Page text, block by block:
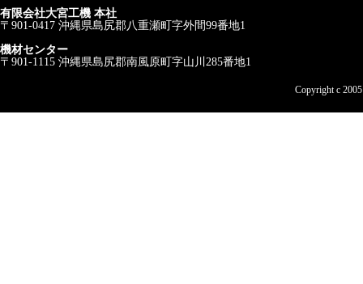
有限会社大宮工機 本社
〒901-0417 沖縄県島尻郡八重瀬町字外間99番地1
機材センター
〒901-1115 沖縄県島尻郡南風原町字山川285番地1
Copyright c